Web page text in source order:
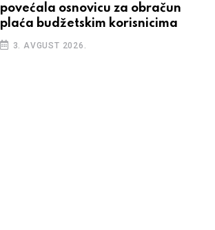
povećala osnovicu za obračun
plaća budžetskim korisnicima
3. AVGUST 2026.